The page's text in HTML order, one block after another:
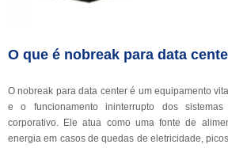
O que é nobreak para data
O nobreak para data center é um equipamento
e o funcionamento ininterrupto dos
corporativo. Ele atua como uma fonte de
energia em casos de quedas de eletricidade,